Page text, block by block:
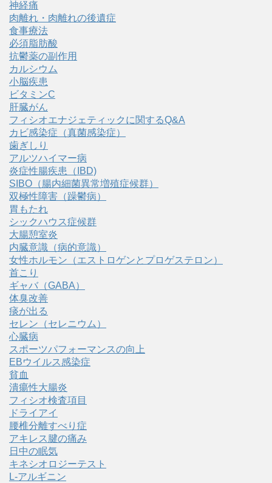
神経痛
肉離れ・肉離れの後遺症
食事療法
必須脂肪酸
抗鬱薬の副作用
カルシウム
小脳疾患
ビタミンC
肝臓がん
フィシオエナジェティックに関するQ&A
カビ感染症（真菌感染症）
歯ぎしり
アルツハイマー病
炎症性腸疾患（IBD)
SIBO（腸内細菌異常増殖症候群）
双極性障害（躁鬱病）
胃もたれ
シックハウス症候群
大腸憩室炎
内臓意識（病的意識）
女性ホルモン（エストロゲンとプロゲステロン）
首こり
ギャバ（GABA）
体臭改善
痰が出る
セレン（セレニウム）
心臓病
スポーツパフォーマンスの向上
EBウイルス感染症
貧血
潰瘍性大腸炎
フィシオ検査項目
ドライアイ
腰椎分離すべり症
アキレス腱の痛み
日中の眠気
キネシオロジーテスト
L-アルギニン